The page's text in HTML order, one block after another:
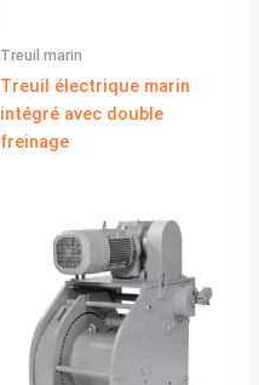
Treuil marin
Treuil électrique marin
intégré avec double
freinage